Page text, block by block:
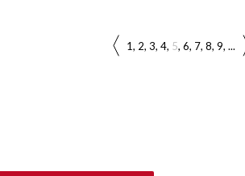
1 2 3 4 5 6 7 8 9 ...